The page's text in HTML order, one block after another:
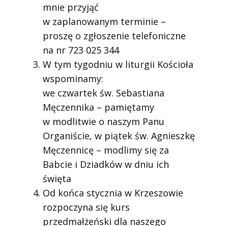
mnie przyjąć
w zaplanowanym terminie –
proszę o zgłoszenie telefoniczne
na nr 723 025 344
W tym tygodniu w liturgii Kościoła
wspominamy:
we czwartek św. Sebastiana
Męczennika – pamiętamy
w modlitwie o naszym Panu
Organiście, w piątek św. Agnieszkę
Męczennicę – modlimy się za
Babcie i Dziadków w dniu ich
święta
Od końca stycznia w Krzeszowie
rozpoczyna się kurs
przedmałżeński dla naszego